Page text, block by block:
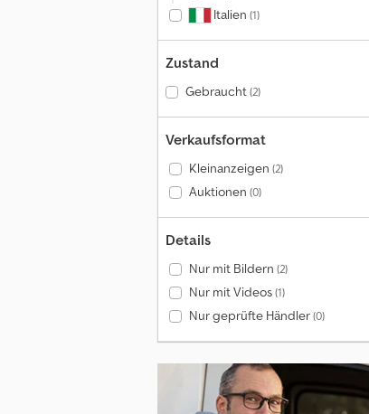
Italien (1)
Zustand
Gebraucht(2)
Verkaufsformat
Kleinanzeigen (2)
Auktionen (0)
Details
Nur mit Bildern (2)
Nur mit Videos(1)
Nur geprüfte Händler(0)